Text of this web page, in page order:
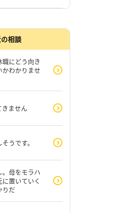
相談
にどう向き
かわかりませ
きません
うです。
。母をモラハ
置いていく
りだ